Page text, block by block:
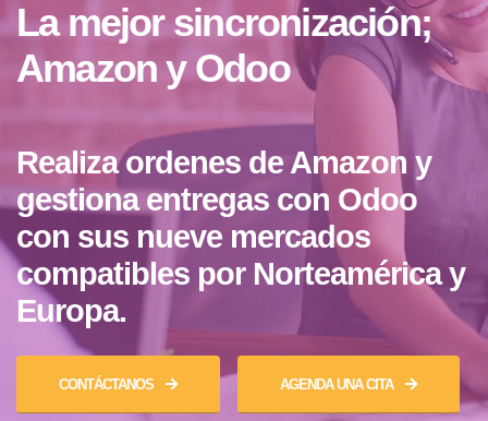
La mejor sincronización;
Amazon y Odoo
Realiza ordenes de Amazon y
gestiona entregas con Odoo
con sus nueve mercados
compatibles por Norteamérica y
Europa.
CONTÁCTANOS AGENDA UNA CITA